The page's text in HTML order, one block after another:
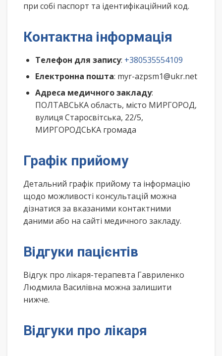
при собі паспорт та ідентифікаційний код.
Контактна інформація
Телефон для запису: +380535554109
Електронна пошта: myr-azpsm1@ukr.net
Адреса медичного закладу:
ПОЛТАВСЬКА область, місто МИРГОРОД,
вулиця Старосвітська, 22/5,
МИРГОРОДСЬКА громада
Графік прийому
Детальний графік прийому та інформацію
щодо можливості консультацій можна
дізнатися за вказаними контактними
даними або на сайті медичного закладу.
Відгуки пацієнтів
Відгук про лікаря-терапевта Гавриленко
Людмила Василівна можна залишити
нижче.
Відгуки про лікаря